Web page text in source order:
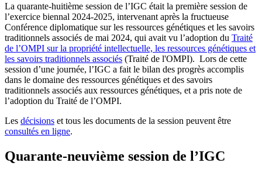
La quarante‑huitième session de l’IGC était la première session de
l’exercice biennal 2024‑2025, intervenant après la fructueuse
Conférence diplomatique sur les ressources génétiques et les savoirs
traditionnels associés de mai 2024, qui avait vu l’adoption du Traité
de l’OMPI sur la propriété intellectuelle, les ressources génétiques et
les savoirs traditionnels associés (Traité de l'OMPI). Lors de cette
session d’une journée, l’IGC a fait le bilan des progrès accomplis
dans le domaine des ressources génétiques et des savoirs
traditionnels associés aux ressources génétiques, et a pris note de
l’adoption du Traité de l’OMPI.
Les décisions et tous les documents de la session peuvent être
consultés en ligne.
Quarante‑neuvième session de l’IGC